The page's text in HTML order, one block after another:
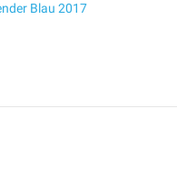
Blau 2017